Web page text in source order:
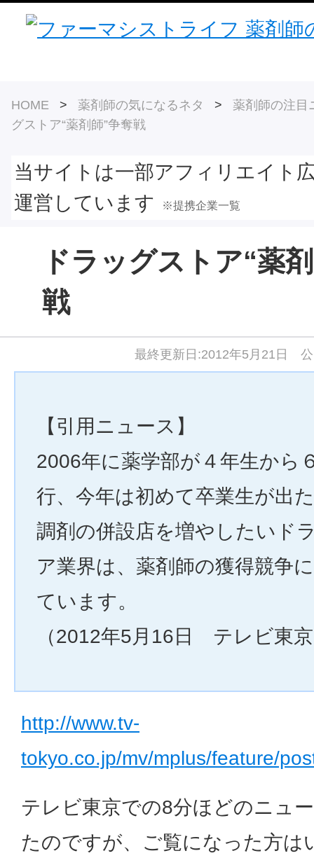
HOME > 薬剤師の気になるネタ > 薬剤師の注目
グストア“薬剤師”争奪戦
当サイトは一部アフィリエイト
運営しています
※提携企業一覧
ドラッグストア“薬
戦
最終更新日:2012年5月21日
【引用ニュース】
2006年に薬学部が４年生から
行、今年は初めて卒業生が出
調剤の併設店を増やしたいド
ア業界は、薬剤師の獲得競争
ています。
（2012年5月16日 テレビ東
http://www.tv-
tokyo.co.jp/mv/mplus/feature/
テレビ東京での8分ほどのニュ
たのですが、ご覧になった方は